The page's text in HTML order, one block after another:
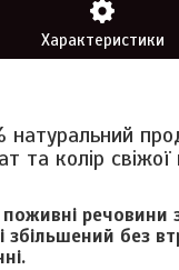
Характеристики
та колір
поживні
збільшений без